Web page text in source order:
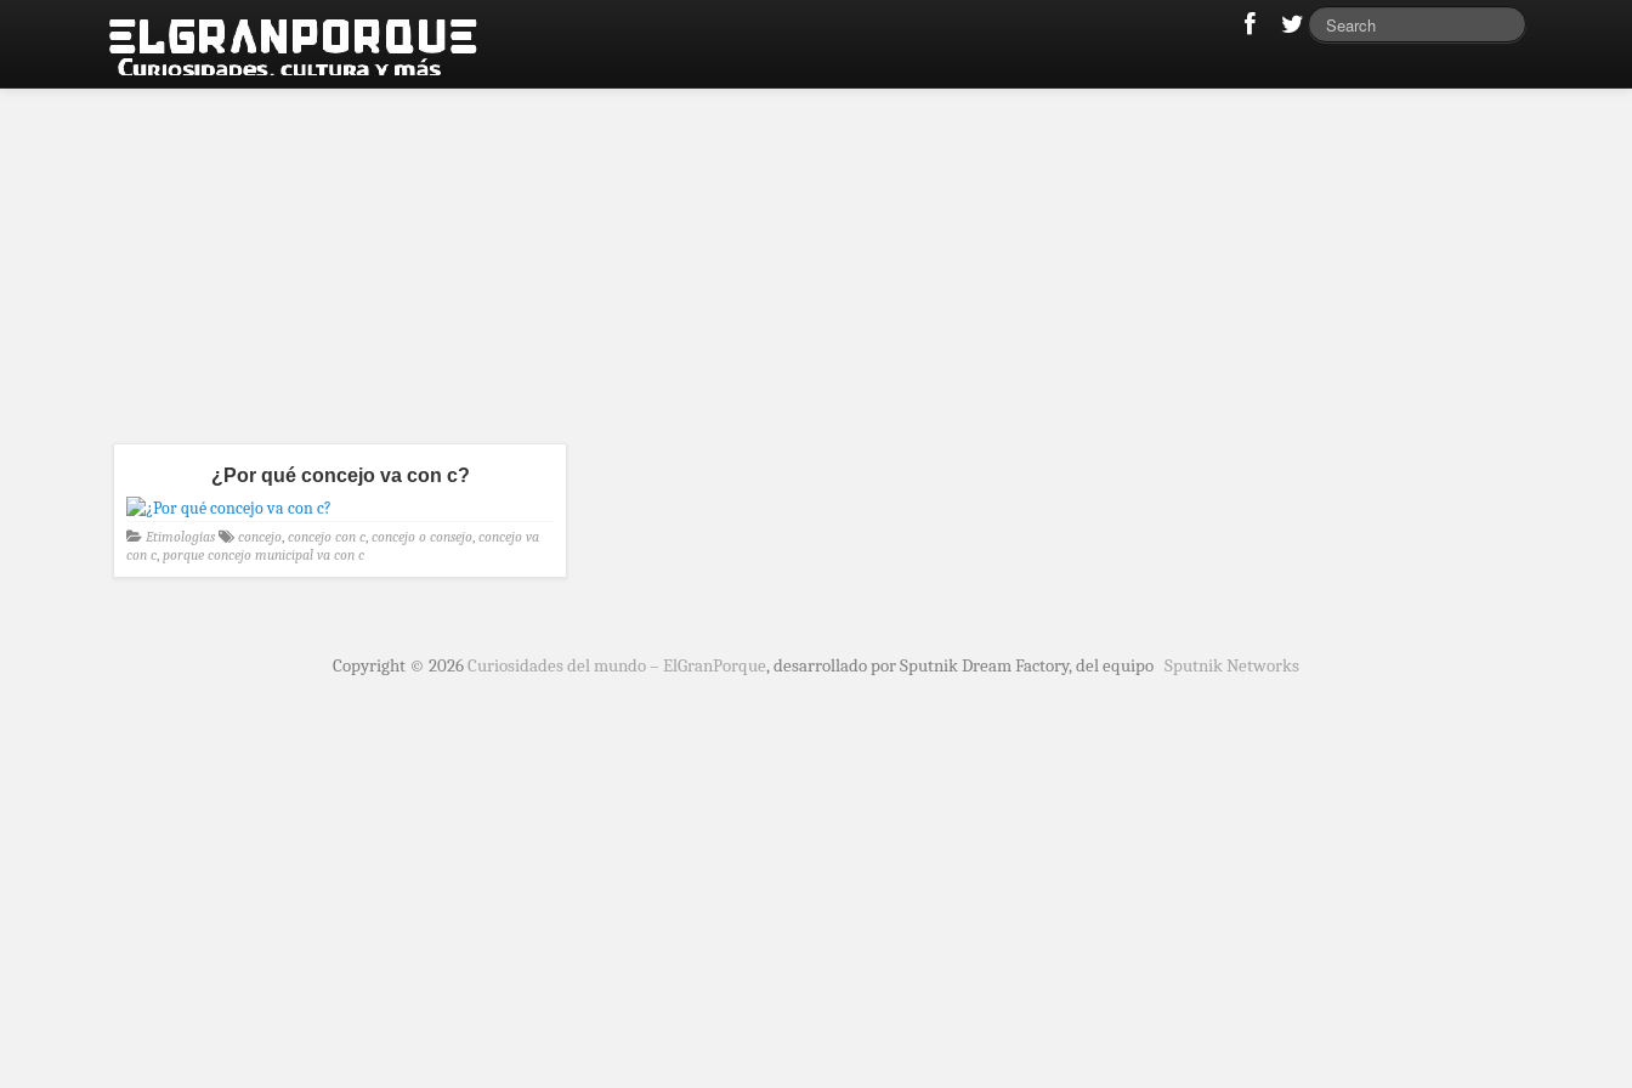
¿Por qué concejo va con c?
Etimologías concejo, concejo con c, concejo o consejo, concejo va
con c, porque concejo municipal va con c
Copyright © 2026Curiosidades del mundo – ElGranPorque, desarrollado por Sputnik Dream Factory, del equipo Sputnik Networks